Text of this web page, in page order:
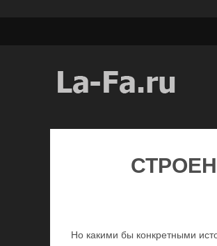
Но какими бы конкретными